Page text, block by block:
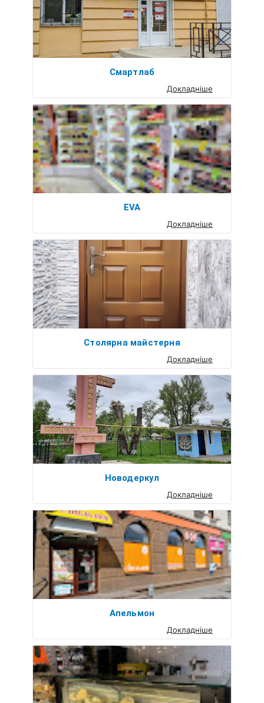
Смартлаб
Докладніше
EVA
Докладніше
Столярна майстерня
Докладніше
Новодеркул
Докладніше
Апельмон
Докладніше